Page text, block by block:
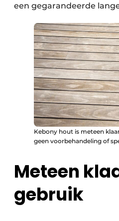
een gegarandeerde
Kebony hout is meteen
geen voorbehandeling of
Meteen
gebruik